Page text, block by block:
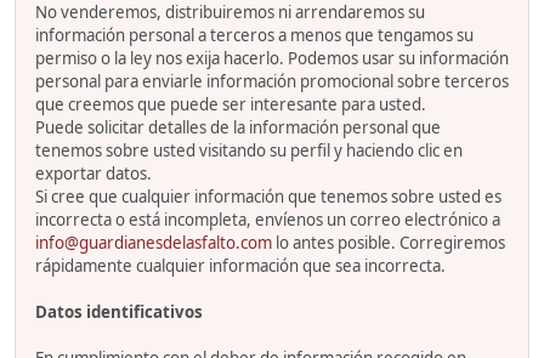
No venderemos, distribuiremos ni arrendaremos su
información personal a terceros a menos que tengamos su
permiso o la ley nos exija hacerlo. Podemos usar su información
personal para enviarle información promocional sobre terceros
que creemos que puede ser interesante para usted.
Puede solicitar detalles de la información personal que
tenemos sobre usted visitando su perfil y haciendo clic en
exportar datos.
Si cree que cualquier información que tenemos sobre usted es
incorrecta o está incompleta, envíenos un correo electrónico a
info@guardianesdelasfalto.com lo antes posible. Corregiremos
rápidamente cualquier información que sea incorrecta.
Datos identificativos